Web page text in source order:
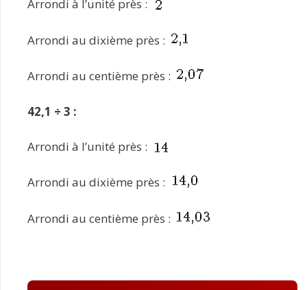
Arrondi à l’unité près :
Arrondi au dixième près :
Arrondi au centième près :
42,1 ÷ 3 :
Arrondi à l’unité près :
Arrondi au dixième près :
Arrondi au centième près :